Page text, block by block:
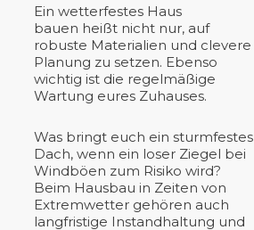
Ein wetterfestes Haus
bauen heißt nicht nur, auf
robuste Materialien und clevere
Planung zu setzen. Ebenso
wichtig ist die regelmäßige
Wartung eures Zuhauses.
Was bringt euch ein sturmfestes
Dach, wenn ein loser Ziegel bei
Windböen zum Risiko wird?
Beim Hausbau in Zeiten von
Extremwetter gehören auch
langfristige Instandhaltung und